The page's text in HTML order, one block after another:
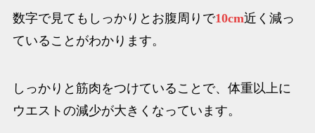
数字で見てもしっかりとお腹周りで10cm近く減っ
ていることがわかります。
しっかりと筋肉をつけていることで、体重以上に
ウエストの減少が大きくなっています。